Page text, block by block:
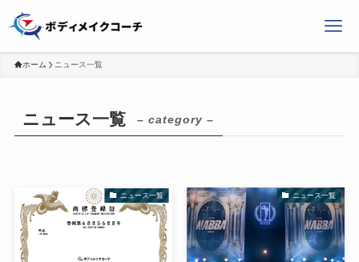
ホーム ニュース一覧
ニュース一覧 – category –
ニュース一覧 ニュース一覧